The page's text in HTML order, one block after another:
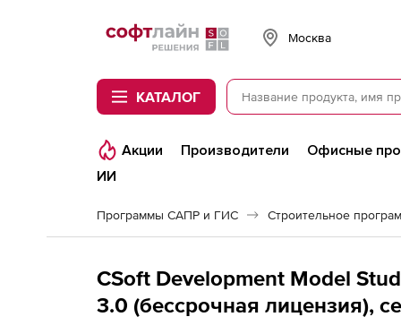
Softline
Москва
КАТАЛОГ
Акции Производители Офисные
ИИ
Программы САПР и ГИС Строительное
CSoft Development Model
3.0 (бессрочная лицензия),